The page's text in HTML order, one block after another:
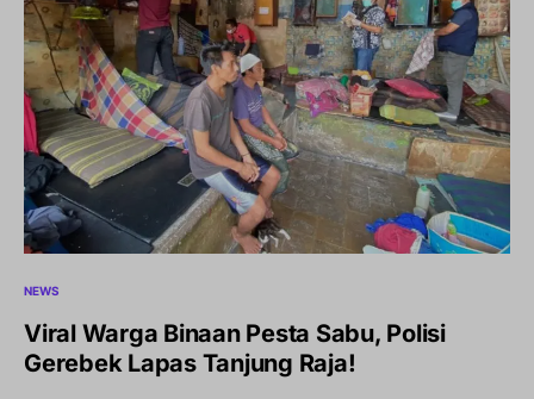
NEWS
Viral Warga Binaan Pesta Sabu, Polisi
Gerebek Lapas Tanjung Raja!